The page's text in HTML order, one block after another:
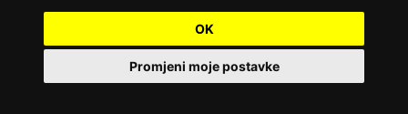
OK
Promjeni moje postavke